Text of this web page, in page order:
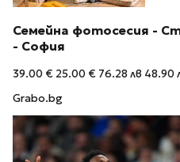
Семейна фотосесия -
- София
39.00 € 25.00 € 76.28 лв 48.90
Grabo.bg